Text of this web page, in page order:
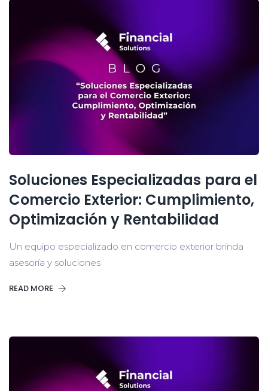
Soluciones Especializadas para el
Comercio Exterior: Cumplimiento,
Optimización y Rentabilidad
Un equipo especializado en comercio exterior brinda
asesoría y soluciones
READ MORE